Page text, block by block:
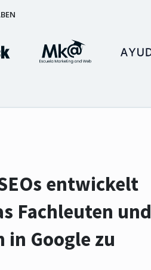
entwickelt
Fachleuten und
Google zu